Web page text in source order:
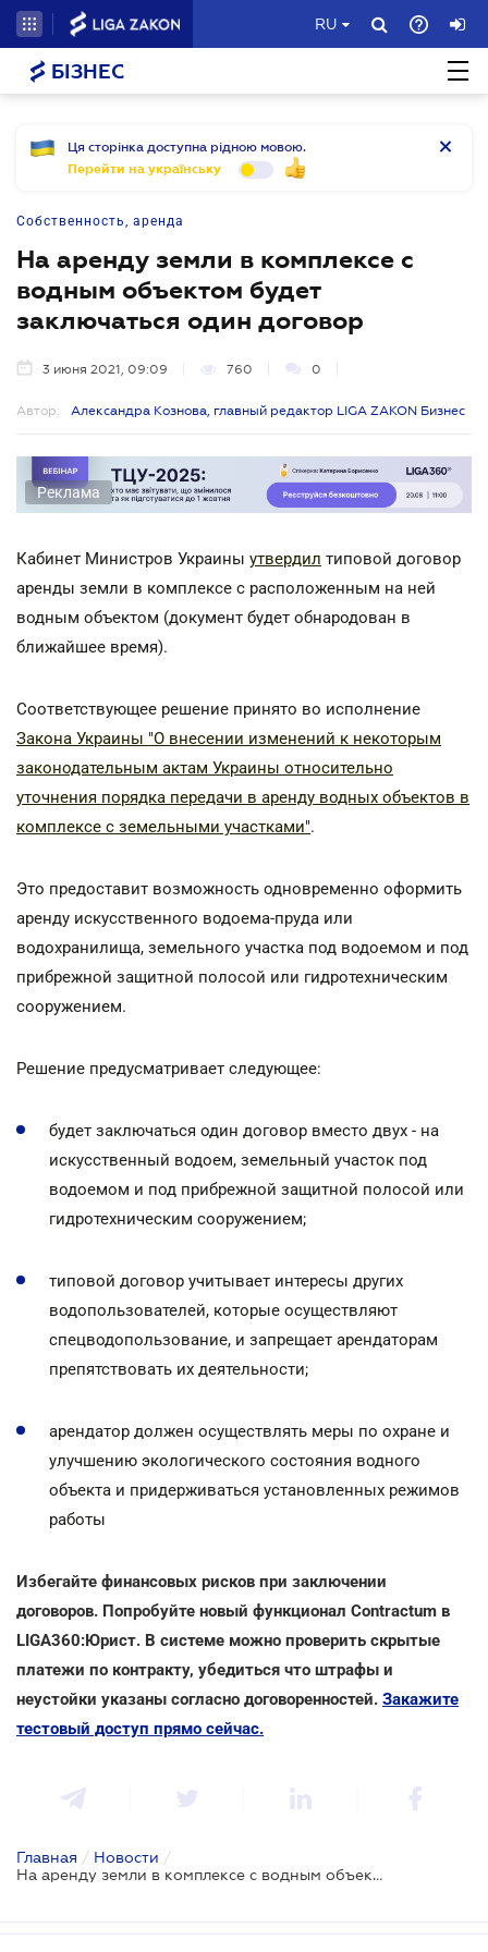
RU
БІЗНЕС
Ця сторінка доступна рідною мовою.
Перейти на українську
Собственность, аренда
На аренду земли в комплексе с
водным объектом будет
заключаться один договор
3 июня 2021, 09:09 760 0
Автор: Александра Кознова, главный редактор LIGA ZAKON Бизнес
Реклама
Кабинет Министров Украины утвердил типовой договор
аренды земли в комплексе с расположенным на ней
водным объектом (документ будет обнародован в
ближайшее время).
Соответствующее решение принято во исполнение
Закона Украины "О внесении изменений к некоторым
законодательным актам Украины относительно
уточнения порядка передачи в аренду водных объектов в
комплексе с земельными участками".
Это предоставит возможность одновременно оформить
аренду искусственного водоема-пруда или
водохранилища, земельного участка под водоемом и под
прибрежной защитной полосой или гидротехническим
сооружением.
Решение предусматривает следующее:
будет заключаться один договор вместо двух - на
искусственный водоем, земельный участок под
водоемом и под прибрежной защитной полосой или
гидротехническим сооружением;
типовой договор учитывает интересы других
водопользователей, которые осуществляют
спецводопользование, и запрещает арендаторам
препятствовать их деятельности;
арендатор должен осуществлять меры по охране и
улучшению экологического состояния водного
объекта и придерживаться установленных режимов
работы
Избегайте финансовых рисков при заключении
договоров. Попробуйте новый функционал Contractum в
LIGA360:Юрист. В системе можно проверить скрытые
платежи по контракту, убедиться что штрафы и
неустойки указаны согласно договоренностей. Закажите
тестовый доступ прямо сейчас.
Главная / Новости /
На аренду земли в комплексе с водным объектом будет заключаться один договор